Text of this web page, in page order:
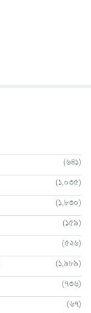
(641)
(1,035)
(1,830)
(159)
(526)
(1,989)
(736)
(67)